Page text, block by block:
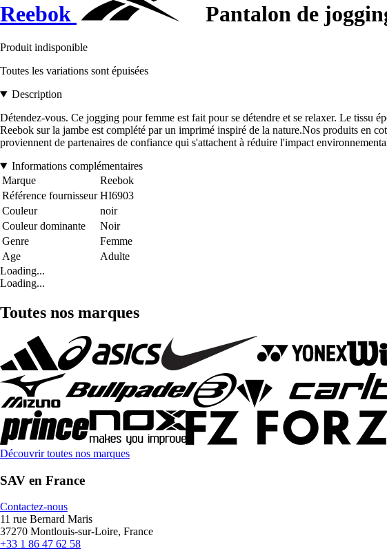
Reebok Pantalon de
Produit indisponible
Toutes les variations sont épuisées
Description
Détendez-vous. Ce jogging pour femme est fait pour se détendre et se relaxer. Le tissu
Reebok sur la jambe est complété par un imprimé inspiré de la nature.Nos produits en
proviennent de partenaires de confiance qui s'attachent à réduire l'impact
Informations complémentaires
Marque
Reebok
Référence fournisseur HI6903
Couleur
noir
Couleur dominante
Noir
Genre
Femme
Age
Adulte
Loading...
Loading...
Toutes nos marques
Découvrir toutes nos marques
SAV en France
Contactez-nous
11 rue Bernard Maris
37270 Montlouis-sur-Loire, France
+33 1 86 47 62 58